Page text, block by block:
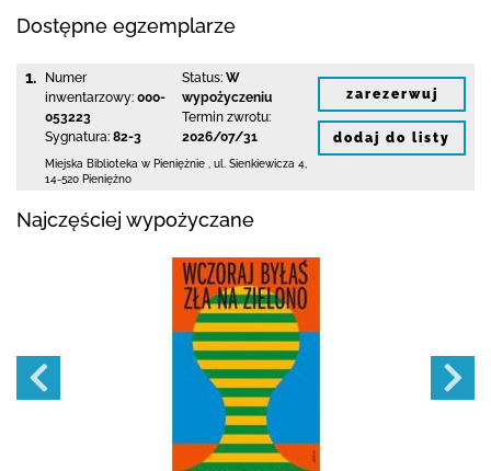
Dostępne egzemplarze
1.
Numer
inwentarzowy: 000-
053223
Sygnatura: 82-3
Status: W
wypożyczeniu
Termin zwrotu:
2026/07/31
Miejska Biblioteka w Pieniężnie ul. Sienkiewicza 4
14-520 Pieniężno
zarezerwuj
dodaj do listy
Najczęściej wypożyczane